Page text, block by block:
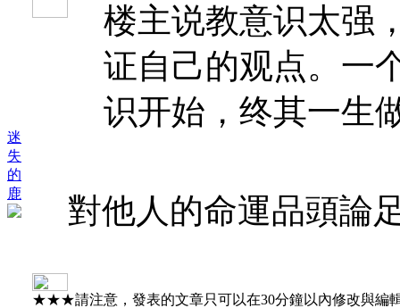
迷
失
的
鹿
楼主说教意识太强
证自己的观点。一
识开始，终其一生
對他人的命運品頭論
★★★請注意，發表的文章只可以在30分鐘以內修改與